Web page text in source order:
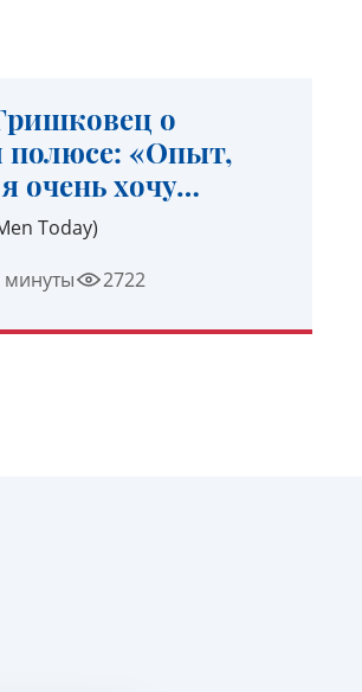
о
полюсе: «Опыт,
очень хочу
Today)
минуты 2722
ПОДРОБНЕЕ